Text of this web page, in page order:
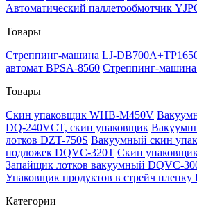
Автоматический паллетообмотчик
Товары
Стреппинг-машина LJ-
автомат BPSA-8560 Стреппинг-
Товары
Скин упаковщик WHB-M450V
DQ-240VCT, скин упаковщик
лотков DZT-750S Вакуумный скин
подложек DQVC-320T Скин
Запайщик лотков вакуумный DQVC-
Упаковщик продуктов в стрейч пленку
Категории